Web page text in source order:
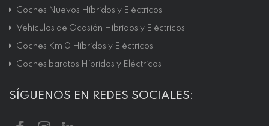
Coches Nuevos Híbridos y Eléctricos
Vehículos de Ocasión Híbridos y Eléctricos
Coches Km 0 Híbridos y Eléctricos
Coches baratos Híbridos y Eléctricos
SÍGUENOS EN REDES SOCIALES: